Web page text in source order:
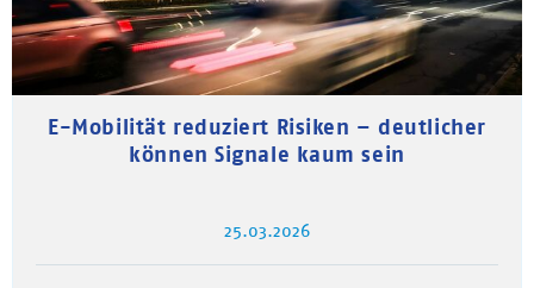
E-Mobilität reduziert Risiken – deutlicher
können Signale kaum sein
25.03.2026